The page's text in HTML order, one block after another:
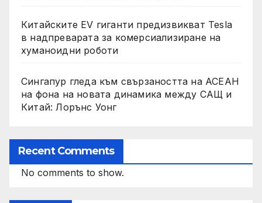
Китайските EV гиганти предизвикват Tesla
в надпреварата за комерсиализиране на
хуманоидни роботи
Сингапур гледа към свързаността на АСЕАН
на фона на новата динамика между САЩ и
Китай: Лорънс Уонг
Recent Comments
No comments to show.